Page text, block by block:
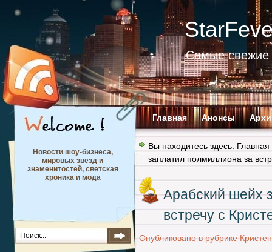
Самые свежие
Главная Анонсы
Новости шоу-бизнеса,
мировых звезд и
знаменитостей, светская
хроника и мода
Вы находитесь здесь: Главная
заплатил полмиллиона за
Арабский шейх
встречу с
Опубликовано в рубрике